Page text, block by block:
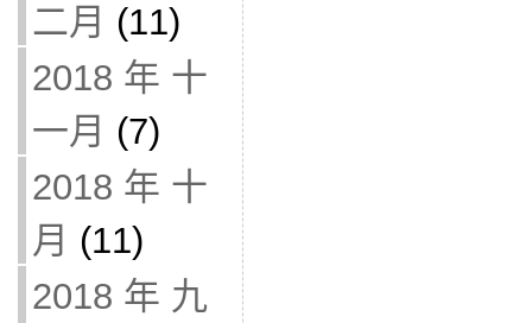
二月 (11)
2018 年 十
一月 (7)
2018 年 十
月 (11)
2018 年 九